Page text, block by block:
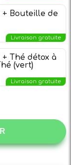
+ Bouteille de
Livraison gratuite
Thé détox à
(vert)
Livraison gratuite